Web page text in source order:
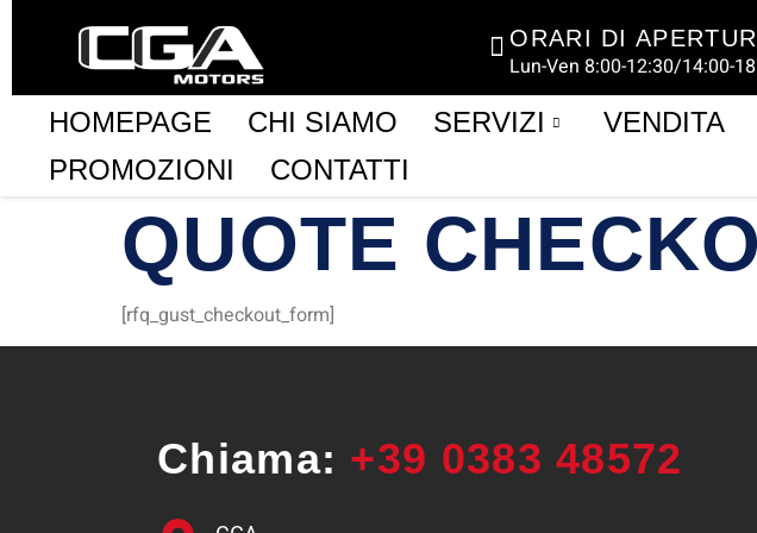
ORARI DI
Lun-Ven 8:00-12:30/14:00-
HOMEPAGE CHI SIAMO SERVIZI VENDITA
PROMOZIONI
CONTATTI
QUOTE
[rfq_gust_checkout_form]
Chiama: +39 0383 48572